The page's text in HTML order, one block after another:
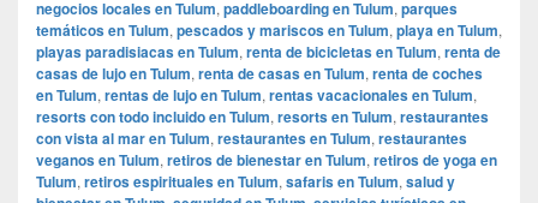
negocios locales en Tulum, paddleboarding en Tulum, parques
temáticos en Tulum, pescados y mariscos en Tulum, playa en Tulum,
playas paradisiacas en Tulum, renta de bicicletas en Tulum, renta de
casas de lujo en Tulum, renta de casas en Tulum, renta de coches
en Tulum, rentas de lujo en Tulum, rentas vacacionales en Tulum,
resorts con todo incluido en Tulum, resorts en Tulum, restaurantes
con vista al mar en Tulum, restaurantes en Tulum, restaurantes
veganos en Tulum, retiros de bienestar en Tulum, retiros de yoga en
Tulum, retiros espirituales en Tulum, safaris en Tulum, salud y